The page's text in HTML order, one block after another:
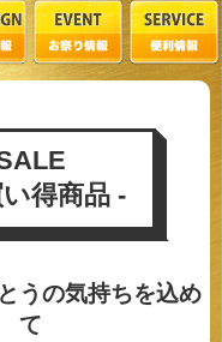
得商品 -
うの気持ちを込め
て